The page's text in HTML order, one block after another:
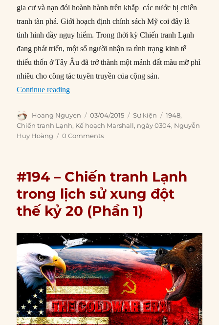
gia cư và nạn đói hoành hành trên khắp các nước bị chiến
tranh tàn phá. Giới hoạch định chính sách Mỹ coi đây là
tình hình đầy nguy hiểm. Trong thời kỳ Chiến tranh Lạnh
đang phát triển, một số người nhận ra tình trạng kinh tế
thiếu thốn ở Tây Âu đã trở thành một mảnh đất màu mỡ phì
nhiêu cho công tác tuyên truyền của cộng sản.
Continue reading“03/04/1948: Kế hoạch Marshall được thông
Author
Hoang Nguyen
Posted
on
03/04/2015 Categories
Sự kiện Tags
1948,
Chiến tranh Lạnh, Kế hoạch Marshall, ngày 0304, Nguyễn
Huy Hoàng
0 Comments
#194 – Chiến tranh Lạnh
trong lịch sử xung đột
thế kỷ 20 (Phần 1)